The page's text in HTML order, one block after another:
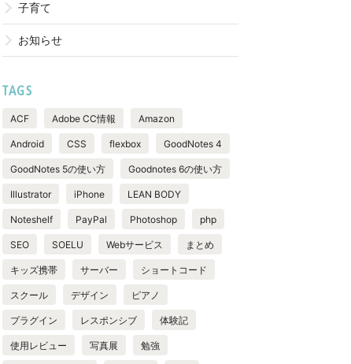
子育て
お知らせ
TAGS
ACF Adobe CC情報 Amazon
Android CSS flexbox GoodNotes 4
GoodNotes 5の使い方 Goodnotes 6の使い方
Illustrator iPhone LEAN BODY
Noteshelf PayPal Photoshop php
SEO SOELU Webサービス まとめ
キッズ携帯 サーバー ショートコード
スクール デザイン ピアノ
プラグイン レスポンシブ 体験記
使用レビュー 写真展 勉強